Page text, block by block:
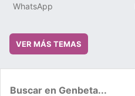
WhatsApp
VER MÁS TEMAS